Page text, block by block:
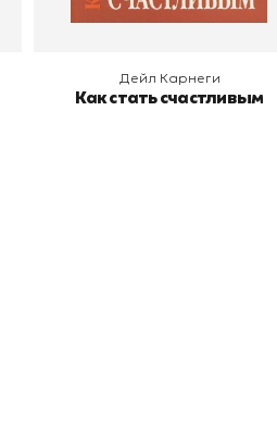
Дейл Карнеги
Как стать счастливым